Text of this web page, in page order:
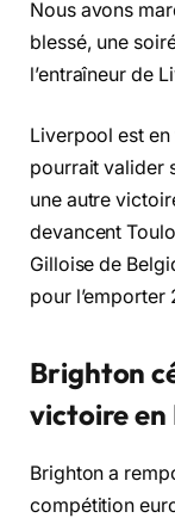
Nous avons
blessé, une
l’entraîneur de
Liverpool est
pourrait valider
une autre
devancent
Gilloise de
pour l’emporter
Brighton
victoire en
Brighton a
compétition